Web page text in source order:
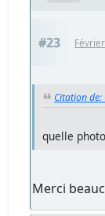
#23
Citation
quelle
Merci